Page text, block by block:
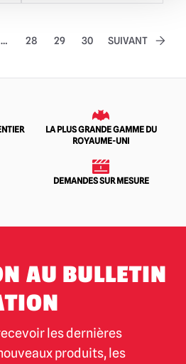
… 28 29 30 SUIVANT
LA PLUS GRANDE GAMME DU
ROYAUME-UNI
DEMANDES SUR MESURE
AU BULLETIN
les dernières
produits, les